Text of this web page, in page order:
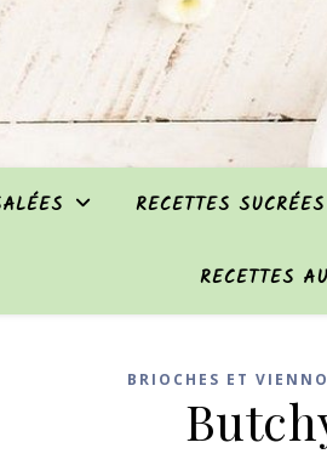
RECETTES SUCRÉES
RECETTES
BRIOCHES ET